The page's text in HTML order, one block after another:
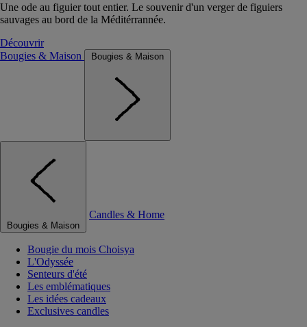
Une ode au figuier tout entier. Le souvenir d'un verger de figuiers
sauvages au bord de la Méditérrannée.
Découvrir
Bougies & Maison
Bougies & Maison
Bougies & Maison
Candles & Home
Bougie du mois Choisya
L'Odyssée
Senteurs d'été
Les emblématiques
Les idées cadeaux
Exclusives candles